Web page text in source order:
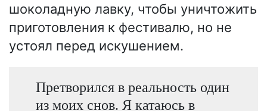
шоколадную лавку, чтобы уничтожить
приготовления к фестивалю, но не
устоял перед искушением.
Претворился в реальность один
из моих снов. Я катаюсь в